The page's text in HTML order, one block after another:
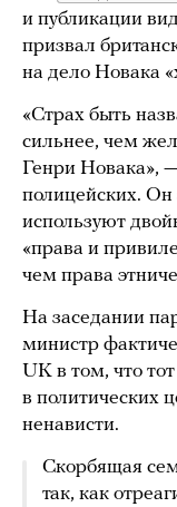
и публикации
призвал
на дело Новака
«Страх быть
сильнее, чем
Генри Новака»,
полицейских. Он
используют
«права и
чем права
На заседании
министр
UK в том, что
в политических
ненависти.
Скорбящая
так, как